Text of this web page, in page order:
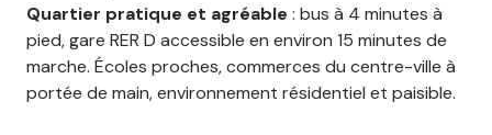
Quartier pratique et agréable : bus à 4 minutes à
pied, gare RER D accessible en environ 15 minutes de
marche. Écoles proches, commerces du centre-ville à
portée de main, environnement résidentiel et paisible.